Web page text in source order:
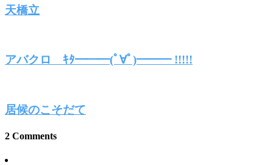
天橋立
アバクロ ｷﾀ━━━(ﾟ∀ﾟ)━━━ !!!!!
居候のこそだて
2 Comments